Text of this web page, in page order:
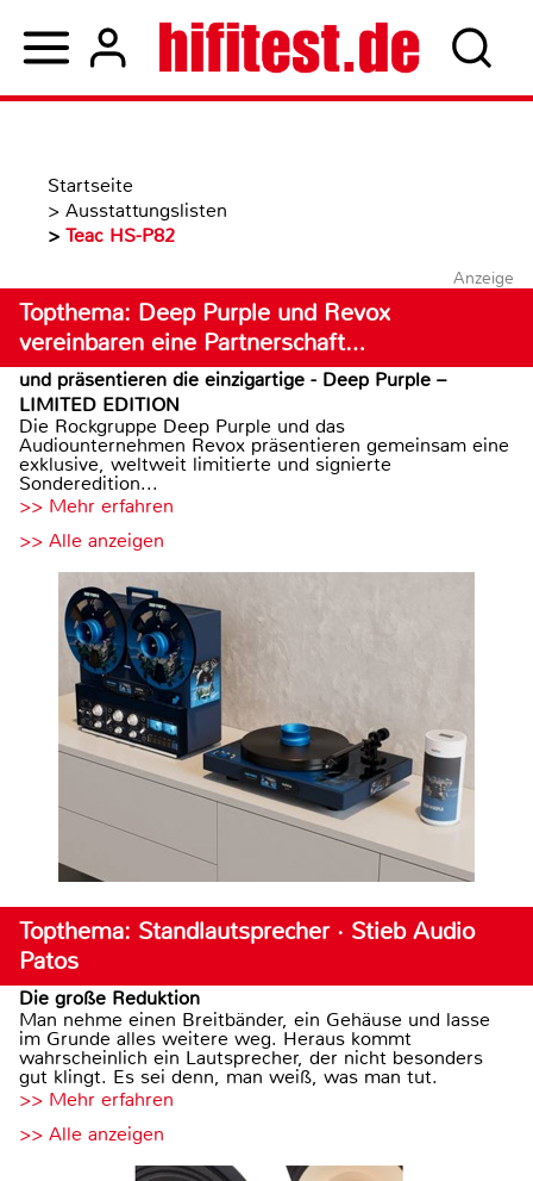
Startseite
> Ausstattungslisten
> Teac HS-P82
Anzeige
Topthema: Deep Purple und Revox
vereinbaren eine Partnerschaft…
und präsentieren die einzigartige - Deep Purple –
LIMITED EDITION
Die Rockgruppe Deep Purple und das
Audiounternehmen Revox präsentieren gemeinsam eine
exklusive, weltweit limitierte und signierte
Sonderedition...
>> Mehr erfahren
>> Alle anzeigen
Topthema: Standlautsprecher · Stieb Audio
Patos
Die große Reduktion
Man nehme einen Breitbänder, ein Gehäuse und lasse
im Grunde alles weitere weg. Heraus kommt
wahrscheinlich ein Lautsprecher, der nicht besonders
gut klingt. Es sei denn, man weiß, was man tut.
>> Mehr erfahren
>> Alle anzeigen